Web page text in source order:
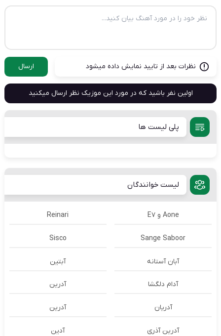
نظرات بعد از تایید نمایش داده میشود ارسال
اولین نفر باشید که در مورد این موزیک نظر ارسال میکنید
پلی لیست ها
لیست خوانندگان
Aone و E7 Reinari
Sange Saboor
Sisco
آبان آستانه آبتین
آدام دلگشا آدرين
آدریان آدرین
آدرین آذری آدین